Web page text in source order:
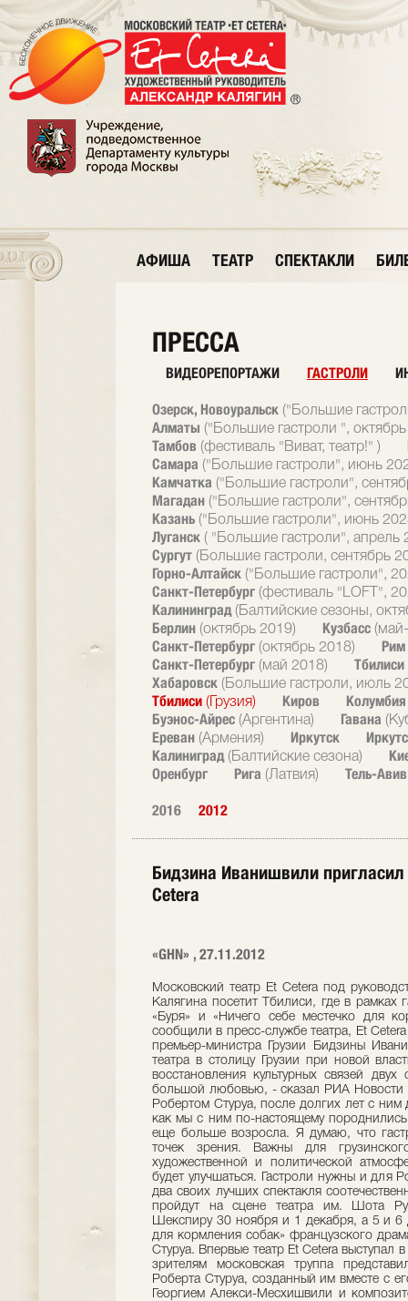
АФИША ТЕАТР СПЕКТАКЛИ
ПРЕССА
ВИДЕОРЕПОРТАЖИ ГАСТРОЛИ
Озерск, Новоуральск ("Большие
Алматы ("Большие гастроли ",
Тамбов (фестиваль "Виват, театр!" )
Самара ("Большие гастроли", июнь
Камчатка ("Большие гастроли",
Магадан ("Большие гастроли",
Казань ("Большие гастроли", июнь
Луганск ( "Большие гастроли", апрель
Сургут (Большие гастроли, сентябрь
Горно-Алтайск ("Большие гастроли",
Санкт-Петербург (фестиваль "LOFT",
Калининград (Балтийские сезоны,
Берлин (октябрь 2019) Кузбасс
Санкт-Петербург (октябрь 2018)
Рим
Санкт-Петербург (май 2018)
Тбилиси
Хабаровск (Большие гастроли, июль
Тбилиси (Грузия) Киров
Буэнос-Айрес (Аргентина) Гавана
Ереван (Армения) Иркутск
Калиниград (Балтийские сезона)
Оренбург
Рига (Латвия) Тель-
2016 2012
Бидзина Иванишвили
Cetera
«GHN» , 27.11.2012
Московский театр Et Cetera под
Калягина посетит Тбилиси, где в рамках
«Буря» и «Ничего себе местечко для
сообщили в пресс-службе театра, Et
премьер-министра Грузии Бидзины
театра в столицу Грузии при новой
восстановления культурных связей
большой любовью, - сказал РИА Новости
Робертом Стуруа, после долгих лет с
как мы с ним по-настоящему
еще больше возросла. Я думаю, что
точек зрения. Важны для
художественной и политической
будет улучшаться. Гастроли нужны и для
два своих лучших спектакля
пройдут на сцене театра им. Шота
Шекспиру 30 ноября и 1 декабря, а 5 и 6
для кормления собак» французского
Стуруа. Впервые театр Et Cetera выступал
зрителям московская труппа
Роберта Стуруа, созданный им вместе с
Георгием Алекси-Месхишвили и